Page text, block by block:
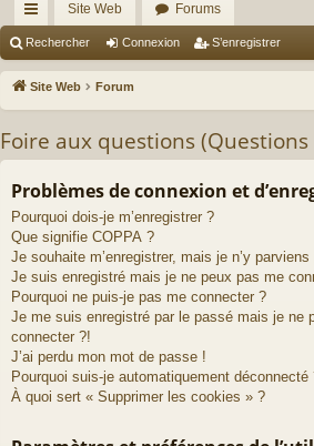
cc
ès
ra
pi
Site Web Forums
Rechercher Connexion S’enregistrer
Site Web Forum
Foire aux questions
Problèmes de connexion et
Pourquoi dois-je m’enregistrer ?
Que signifie COPPA ?
Je souhaite m’enregistrer, mais je n’y parviens
Je suis enregistré mais je ne peux pas me
Pourquoi ne puis-je pas me connecter ?
Je me suis enregistré par le passé mais je ne
connecter ?!
J’ai perdu mon mot de passe !
Pourquoi suis-je automatiquement déconnecté
À quoi sert « Supprimer les cookies » ?